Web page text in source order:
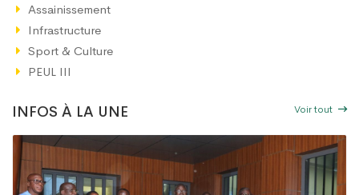
Assainissement
Infrastructure
Sport & Culture
PEUL III
INFOS À LA UNE Voir tout